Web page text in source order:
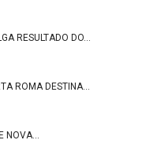
RESULTADO DO…
ROMA DESTINA…
NOVA…